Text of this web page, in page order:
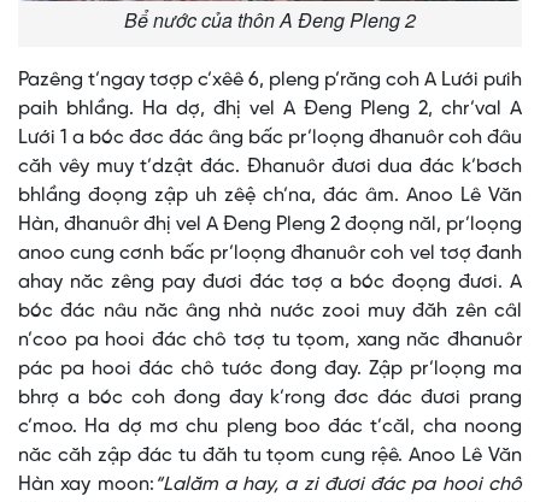
Bể nước của thôn A Đeng Pleng 2
Pazêng t’ngay tơợp c’xêê 6, pleng p’răng coh A Lưới pưih
paih bhlầng. Ha dợ, đhị vel A Đeng Pleng 2, chr’val A
Lưới 1 a bóc đơc đác âng bấc pr’loọng đhanuôr coh đâu
căh vêy muy t’dzật đác. Đhanuôr đươi dua đác k’bơch
bhlầng đoọng zập uh zêệ ch’na, đác âm. Anoo Lê Văn
Hàn, đhanuôr đhị vel A Đeng Pleng 2 đoọng năl, pr’loọng
anoo cung cơnh bấc pr’loọng đhanuôr coh vel tơợ đanh
ahay năc zêng pay đươi đác tơợ a bóc đoọng đươi. A
bóc đác nâu năc âng nhà nước zooi muy đăh zên câl
n’coo pa hooi đác chô tơợ tu tọom, xang năc đhanuôr
pác pa hooi đác chô tước đong đay. Zập pr’loọng ma
bhrợ a bóc coh đong đay k’rong đơc đác đươi prang
c’moo. Ha dợ mơ chu pleng boo đác t’căl, cha noong
năc căh zập đác tu đăh tu tọom cung rệê. Anoo Lê Văn
Hàn xay moon: “Lalăm a hay, a zi đươi đác pa hooi chô